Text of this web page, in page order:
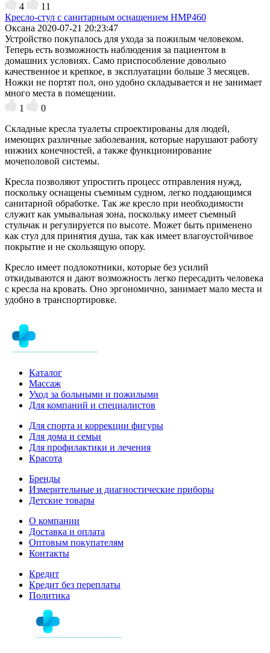
4
11
Кресло-стул с санитарным оснащением HMP460
Оксана 2020-07-21 20:23:47
Устройство покупалось для ухода за пожилым человеком.
Теперь есть возможность наблюдения за пациентом в
домашних условиях. Само приспособление довольно
качественное и крепкое, в эксплуатации больше 3 месяцев.
Ножки не портят пол, оно удобно складывается и не занимает
много места в помещении.
1
0
Складные кресла туалеты спроектированы для людей,
имеющих различные заболевания, которые нарушают работу
нижних конечностей, а также функционирование
мочеполовой системы.
Кресла позволяют упростить процесс отправления нужд,
поскольку оснащены съемным судном, легко поддающимся
санитарной обработке. Так же кресло при необходимости
служит как умывальная зона, поскольку имеет съемный
стульчак и регулируется по высоте. Может быть применено
как стул для принятия душа, так как имеет влагоустойчивое
покрытие и не скользящую опору.
Кресло имеет подлокотники, которые без усилий
откидываются и дают возможность легко пересадить человека
с кресла на кровать. Оно эргономично, занимает мало места и
удобно в транспортировке.
Каталог
Массаж
Уход за больными и пожилыми
Для компаний и специалистов
Для спорта и коррекции фигуры
Для дома и семьи
Для профилактики и лечения
Красота
Бренды
Измерительные и диагностические приборы
Детские товары
О компании
Доставка и оплата
Оптовым покупателям
Контакты
Кредит
Кредит без переплаты
Политика